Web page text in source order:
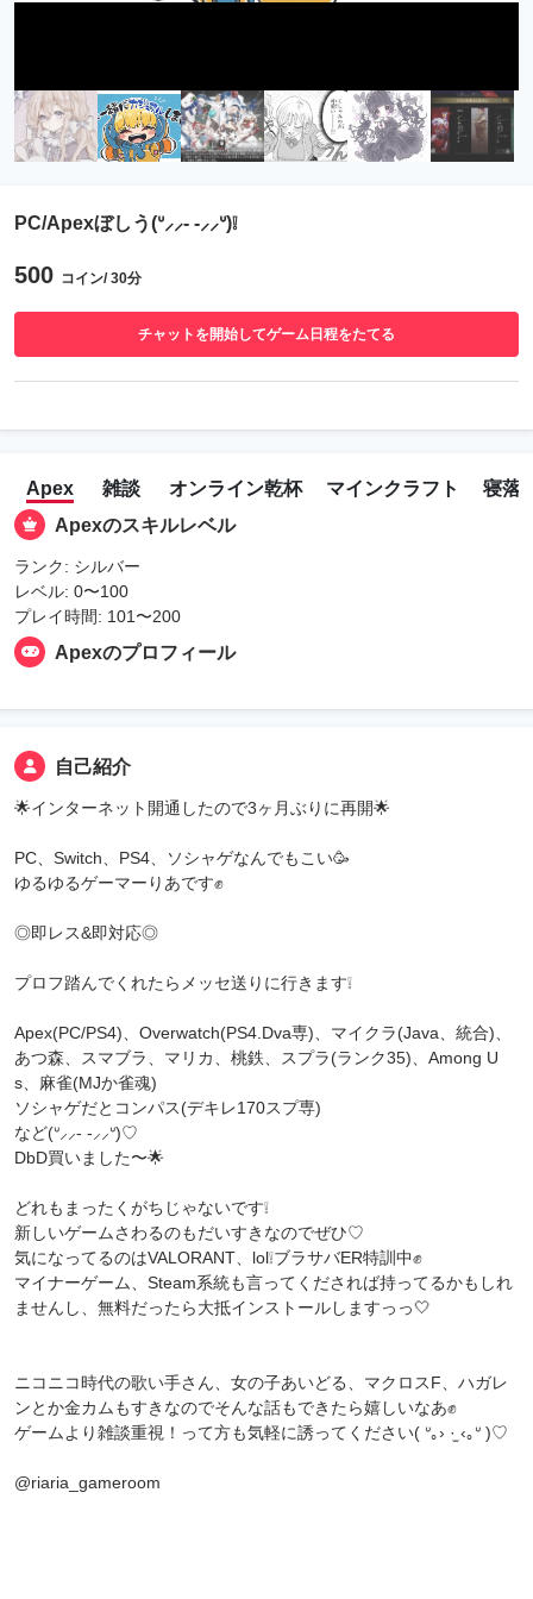
PC/Apexぼしう(ᐡ⸝⸝- -⸝⸝ᐡ)❕
500 コイン/ 30分
チャットを開始してゲーム日程をたてる
Apex 雑談 オンライン乾杯 マインクラフト
寝落
Apexのスキルレベル
ランク: シルバー
レベル: 0〜100
プレイ時間: 101〜200
Apexのプロフィール
自己紹介
🌟インターネット開通したので3ヶ月ぶりに再開🌟
PC、Switch、PS4、ソシャゲなんでもこい🥳
ゆるゆるゲーマーりあです✊
◎即レス&即対応◎
プロフ踏んでくれたらメッセ送りに行きます❕
Apex(PC/PS4)、Overwatch(PS4.Dva専)、マイクラ(Java、統合)、
あつ森、スマブラ、マリカ、桃鉄、スプラ(ランク35)、Among U
s、麻雀(MJか雀魂)
ソシャゲだとコンパス(デキレ170スプ専)
など(ᐡ⸝⸝- -⸝⸝ᐡ)♡
DbD買いました〜🌟
どれもまったくがちじゃないです❕
新しいゲームさわるのもだいすきなのでぜひ♡
気になってるのはVALORANT、lol❕ブラサバER特訓中✊
マイナーゲーム、Steam系統も言ってくだされば持ってるかもしれ
ませんし、無料だったら大抵インストールしますっっ🤍
ニコニコ時代の歌い手さん、女の子あいどる、マクロスF、ハガレ
ンとか金カムもすきなのでそんな話もできたら嬉しいなあ✊
ゲームより雑談重視！って方も気軽に誘ってください‪( ᐡ｡› ·̫ ‹｡ᐡ )♡‬
@riaria_gameroom